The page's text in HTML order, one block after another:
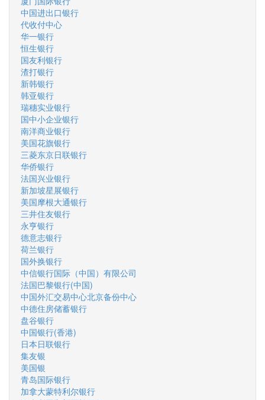
中国进出口银行
代收付中心
华一银行
恒生银行
国友利银行
渣打银行
新韩银行
韩亚银行
瑞穗实业银行
国中小企业银行
南洋商业银行
美国花旗银行
三菱东京日联银行
华侨银行
法国兴业银行
新加坡星展银行
美国摩根大通银行
三井住友银行
永亨银行
德意志银行
荷兰银行
国外换银行
中信银行国际（中国）有限公司
法国巴黎银行(中国)
中国外汇交易中心北京备份中心
中德住房储蓄银行
盘谷银行
中国银行(香港)
日本日联银行
集友银
美国银
青岛国际银行
加拿大蒙特利尔银行